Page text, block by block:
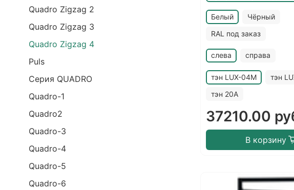
Белый
Чёрный
RAL под заказ
слева справа
тэн LUX-04M
тэн
тэн 20A
37210.00
В корзину
Quadro Zigzag 2
Quadro Zigzag 3
Quadro Zigzag 4
Puls
Серия QUADRO
Quadro-1
Quadro2
Quadro-3
Quadro-4
Quadro-5
Quadro-6